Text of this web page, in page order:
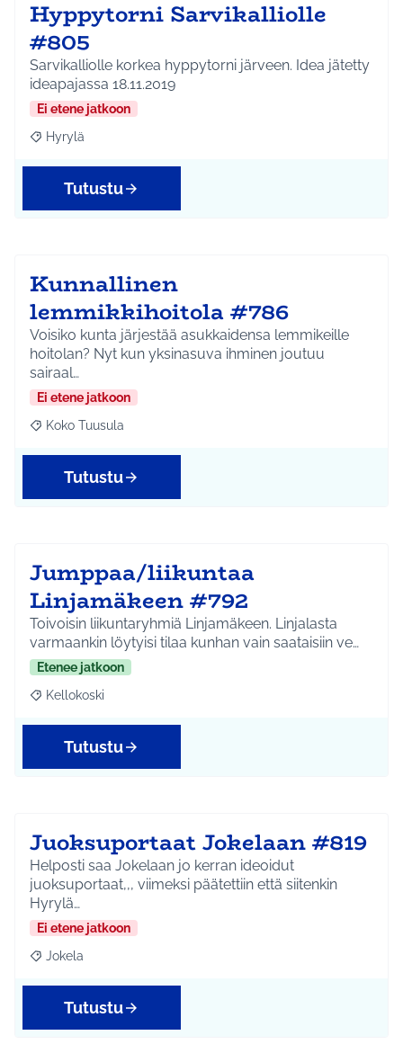
Hyppytorni Sarvikalliolle
#805
Sarvikalliolle korkea hyppytorni järveen. Idea jätetty
ideapajassa 18.11.2019
Ei etene jatkoon
Rajaa tulokset aihepiirin mukaan: Hyrylä
Hyrylä
Tutustu
Kunnallinen
lemmikkihoitola #786
Voisiko kunta järjestää asukkaidensa lemmikeille
hoitolan? Nyt kun yksinasuva ihminen joutuu
sairaal…
Ei etene jatkoon
Rajaa tulokset aihepiirin mukaan: Koko Tuusula
Koko Tuusula
Tutustu
Jumppaa/liikuntaa
Linjamäkeen #792
Toivoisin liikuntaryhmiä Linjamäkeen. Linjalasta
varmaankin löytyisi tilaa kunhan vain saataisiin ve…
Etenee jatkoon
Rajaa tulokset aihepiirin mukaan: Kellokoski
Kellokoski
Tutustu
Juoksuportaat Jokelaan #819
Helposti saa Jokelaan jo kerran ideoidut
juoksuportaat,,, viimeksi päätettiin että siitenkin
Hyrylä…
Ei etene jatkoon
Rajaa tulokset aihepiirin mukaan: Jokela
Jokela
Tutustu